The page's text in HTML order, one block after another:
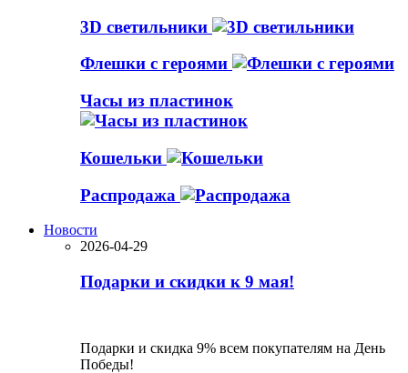
3D светильники
Флешки с героями
Часы из пластинок
Кошельки
Распродажа
Новости
2026-04-29
Подарки и скидки к 9 мая!
Подарки и скидка 9% всем покупателям на День
Победы!